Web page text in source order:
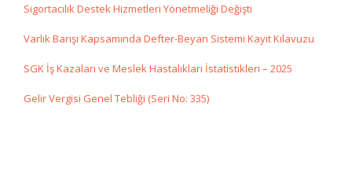
Sigortacılık Destek Hizmetleri Yönetmeliği Değişti
Varlık Barışı Kapsamında Defter-Beyan Sistemi Kayıt Kılavuzu
SGK İş Kazaları ve Meslek Hastalıkları İstatistikleri – 2025
Gelir Vergisi Genel Tebliği (Seri No: 335)